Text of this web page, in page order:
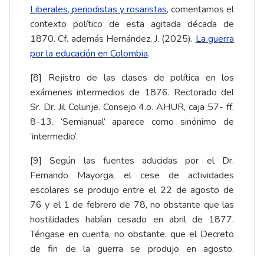
Liberales, periodistas y rosaristas, comentamos el
contexto político de esta agitada década de
1870. Cf. además Hernández, J. (2025). La guerra
por la educación en Colombia.
[8] Rejistro de las clases de política en los
exámenes intermedios de 1876. Rectorado del
Sr. Dr. Jil Colunje. Consejo 4.o. AHUR, caja 57- ff.
8-13. ‘Semianual’ aparece como sinónimo de
‘intermedio’.
[9] Según las fuentes aducidas por el Dr.
Fernando Mayorga, el cese de actividades
escolares se produjo entre el 22 de agosto de
76 y el 1 de febrero de 78, no obstante que las
hostilidades habían cesado en abril de 1877.
Téngase en cuenta, no obstante, que el Decreto
de fin de la guerra se produjo en agosto.